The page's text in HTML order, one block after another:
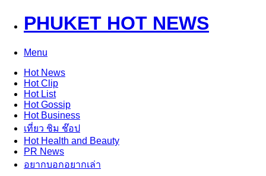
PHUKET HOT NEWS
Menu
HotNews
HotClip
HotList
HotGossip
HotBusiness
เที่ยว ชิม ช๊อป
HotHealth and Beauty
PR News
อยากบอกอยากเล่า